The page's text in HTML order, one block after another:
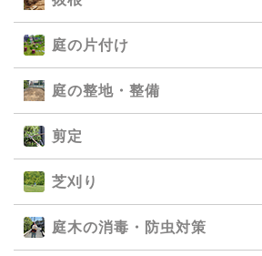
庭の⽚付け
庭の整地・整備
剪定
芝刈り
庭⽊の消毒・防⾍対策